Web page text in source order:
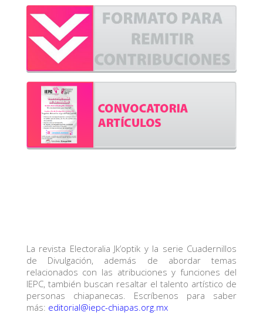
La revista Electoralia Jk’optik y la serie Cuadernillos
de Divulgación, además de abordar temas
relacionados con las atribuciones y funciones del
IEPC, también buscan resaltar el talento artístico de
personas chiapanecas. Escríbenos para saber
más: editorial@iepc-chiapas.org.mx